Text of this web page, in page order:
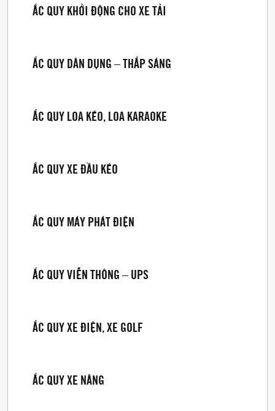
ẮC QUY KHỞI ĐỘNG CHO XE TẢI
ẮC QUY DÂN DỤNG – THẮP SÁNG
ẮC QUY LOA KÉO, LOA KARAOKE
ẮC QUY XE ĐẦU KÉO
ẮC QUY MÁY PHÁT ĐIỆN
ẮC QUY VIỄN THÔNG – UPS
ẮC QUY XE ĐIỆN, XE GOLF
ẮC QUY XE NÂNG